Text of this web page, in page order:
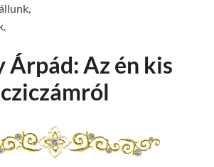
Árpád: Az én kis
cziczámról